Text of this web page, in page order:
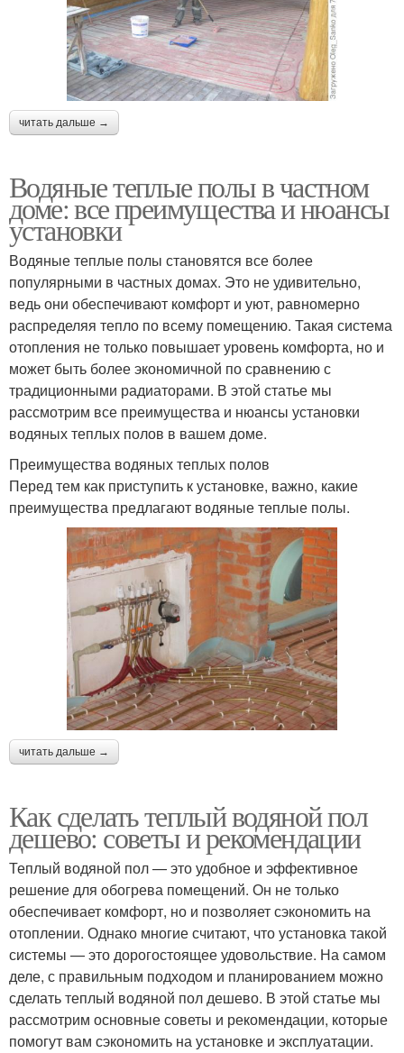
читать дальше →
Водяные теплые полы в частном
доме: все преимущества и нюансы
установки
Водяные теплые полы становятся все более
популярными в частных домах. Это не удивительно,
ведь они обеспечивают комфорт и уют, равномерно
распределяя тепло по всему помещению. Такая система
отопления не только повышает уровень комфорта, но и
может быть более экономичной по сравнению с
традиционными радиаторами. В этой статье мы
рассмотрим все преимущества и нюансы установки
водяных теплых полов в вашем доме.
Преимущества водяных теплых полов
Перед тем как приступить к установке, важно, какие
преимущества предлагают водяные теплые полы.
читать дальше →
Как сделать теплый водяной пол
дешево: советы и рекомендации
Теплый водяной пол — это удобное и эффективное
решение для обогрева помещений. Он не только
обеспечивает комфорт, но и позволяет сэкономить на
отоплении. Однако многие считают, что установка такой
системы — это дорогостоящее удовольствие. На самом
деле, с правильным подходом и планированием можно
сделать теплый водяной пол дешево. В этой статье мы
рассмотрим основные советы и рекомендации, которые
помогут вам сэкономить на установке и эксплуатации.